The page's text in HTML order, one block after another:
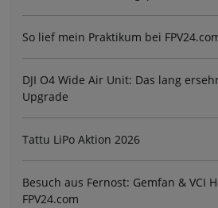
So lief mein Praktikum bei
DJI O4 Wide Air Unit: Das lang
Upgrade
Tattu LiPo Aktion 2026
Besuch aus Fernost: Gemfan & VCI
FPV24.com